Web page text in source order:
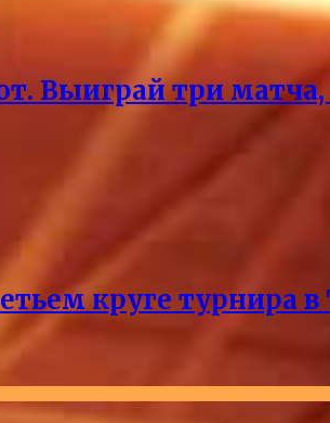
Выиграй три
круге турнира в